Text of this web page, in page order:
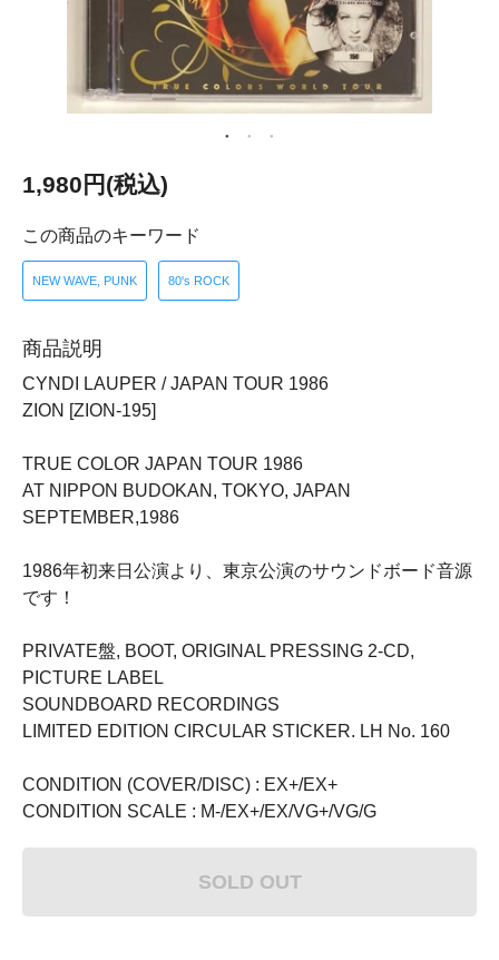
1,980円(税込)
この商品のキーワード
NEW WAVE, PUNK 80's ROCK
商品説明
CYNDI LAUPER / JAPAN TOUR 1986
ZION [ZION-195]
TRUE COLOR JAPAN TOUR 1986
AT NIPPON BUDOKAN, TOKYO, JAPAN
SEPTEMBER,1986
1986年初来日公演より、東京公演のサウンドボード音源
です！
PRIVATE盤, BOOT, ORIGINAL PRESSING 2-CD,
PICTURE LABEL
SOUNDBOARD RECORDINGS
LIMITED EDITION CIRCULAR STICKER. LH No. 160
CONDITION (COVER/DISC) : EX+/EX+
CONDITION SCALE : M-/EX+/EX/VG+/VG/G
SOLD OUT